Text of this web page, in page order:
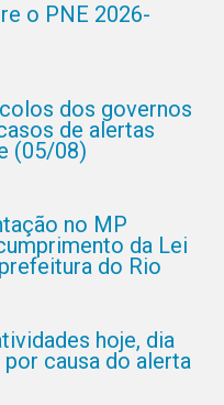
o PNE 2026-
dos governos
de alertas
(05/08)
no MP
da Lei
do Rio
hoje, dia
causa do alerta